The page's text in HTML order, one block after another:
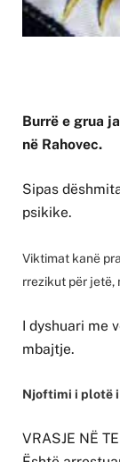
Burrë e grua
në Rahovec.
Sipas
psikike.
Viktimat kanë
rrezikut për jetë,
I dyshuari me
mbajtje.
Njoftimi i plotë
VRASJE NË